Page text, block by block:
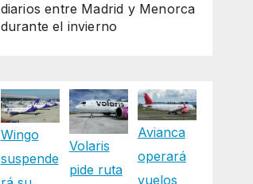
diarios entre Madrid y Menorca
durante el invierno
Wingo
suspende
Volaris
pide ruta
Avianca
operará
vuelos